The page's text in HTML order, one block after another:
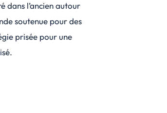
dans l’ancien autour
soutenue pour des
prisée pour une